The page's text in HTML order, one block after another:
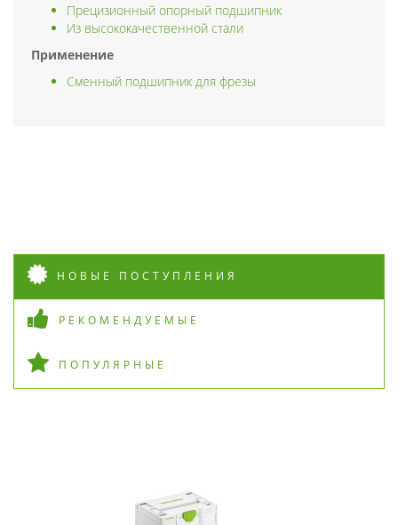
Прецизионный опорный подшипник
Из высококачественной стали
Применение
Сменный подшипник для фрезы
НОВЫЕ ПОСТУПЛЕНИЯ
РЕКОМЕНДУЕМЫЕ
ПОПУЛЯРНЫЕ